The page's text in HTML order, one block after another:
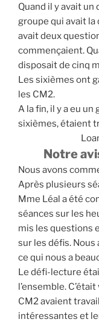
Quand il y avait un
groupe qui avait la
avait deux
commençaient.
disposait de cinq
Les sixièmes ont
les CM2.
A la fin, il y a eu
sixièmes, étaient
Notre
Nous avons
Après plusieurs
Mme Léal a été
séances sur les
mis les questions
sur les défis.
ce qui nous a
Le défi-lecture
l’ensemble.
CM2 avaient
intéressantes et